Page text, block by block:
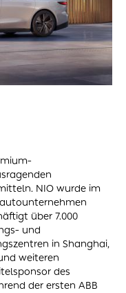
NIO wurde im
über 7.000
und
in Shanghai,
weiteren
des
der ersten ABB